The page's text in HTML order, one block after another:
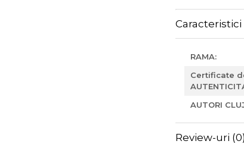
Caracteristici
RAMA:
Certificate
AUTORI
Review-uri (0)